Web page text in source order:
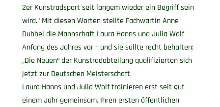
2er Kunstradsport seit langem wieder ein Begriff sein
wird.“ Mit diesen Worten stellte Fachwartin Anne
Dubbel die Mannschaft Laura Hanns und Julia Wolf
Anfang des Jahres vor – und sie sollte recht behalten:
„Die Neuen“ der Kunstradabteilung qualifizierten sich
jetzt zur Deutschen Meisterschaft.
Laura Hanns und Julia Wolf trainieren erst seit gut
einem Jahr gemeinsam. Ihren ersten öffentlichen